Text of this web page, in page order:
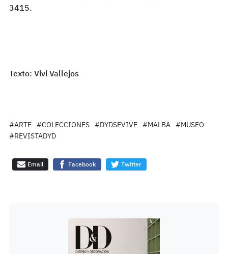
3415.
Texto: Vivi Vallejos
#ARTE #COLECCIONES #DYDSEVIVE #MALBA
#MUSEO
#REVISTADYD
Email Facebook Twitter